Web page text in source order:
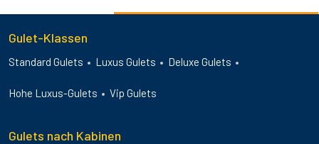
Gulet-Klassen
Standard Gulets Luxus Gulets Deluxe Gulets
Hohe Luxus-Gulets Vip Gulets
Gulets nach Kabinen